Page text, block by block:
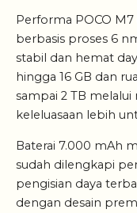
Performa POCO
berbasis proses 6
stabil dan hemat
hingga 16 GB dan
sampai 2 TB
keleluasaan lebih
Baterai 7.000 mAh
sudah dilengkapi
pengisian daya
dengan desain